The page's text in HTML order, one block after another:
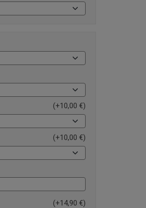
(+10,00 €)
(+10,00 €)
(+14,90 €)